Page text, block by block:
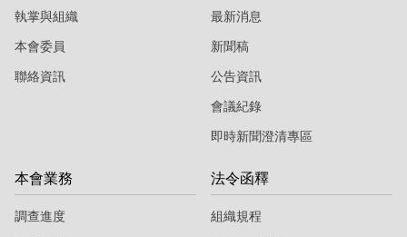
執掌與組織
本會委員
聯絡資訊
最新消息
新聞稿
公告資訊
會議紀錄
即時新聞澄清專區
本會業務
調查進度
法令函釋
組織規程